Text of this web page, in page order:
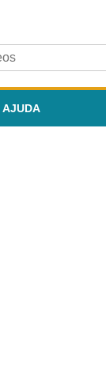
AJUDA